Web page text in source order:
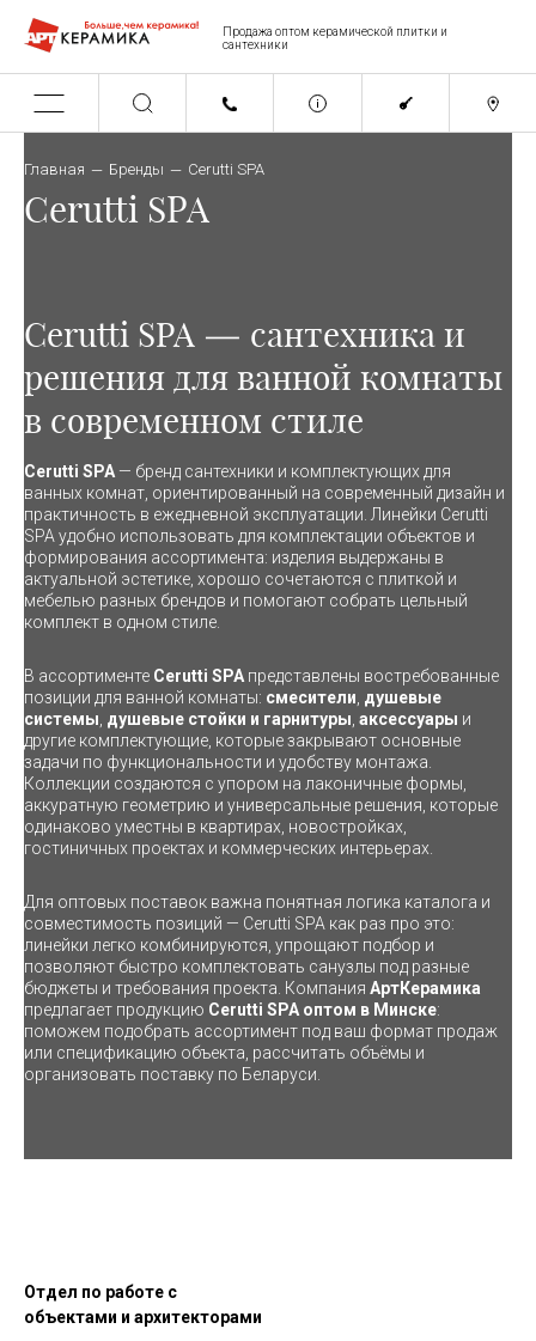
Продажа оптом керамической плитки и
сантехники
Главная Бренды Cerutti SPA
Cerutti SPA
Cerutti SPA — сантехника и
решения для ванной комнаты
в современном стиле
Cerutti SPA — бренд сантехники и комплектующих для
ванных комнат, ориентированный на современный дизайн и
практичность в ежедневной эксплуатации. Линейки Cerutti
SPA удобно использовать для комплектации объектов и
формирования ассортимента: изделия выдержаны в
актуальной эстетике, хорошо сочетаются с плиткой и
мебелью разных брендов и помогают собрать цельный
комплект в одном стиле.
В ассортименте Cerutti SPA представлены востребованные
позиции для ванной комнаты: смесители душевые
системы душевые стойки и гарнитуры аксессуары и
другие комплектующие, которые закрывают основные
задачи по функциональности и удобству монтажа.
Коллекции создаются с упором на лаконичные формы,
аккуратную геометрию и универсальные решения, которые
одинаково уместны в квартирах, новостройках,
гостиничных проектах и коммерческих интерьерах.
Для оптовых поставок важна понятная логика каталога и
совместимость позиций — Cerutti SPA как раз про это:
линейки легко комбинируются, упрощают подбор и
позволяют быстро комплектовать санузлы под разные
бюджеты и требования проекта. Компания АртКерамика
предлагает продукцию Cerutti SPA оптом в Минске:
поможем подобрать ассортимент под ваш формат продаж
или спецификацию объекта, рассчитать объёмы и
организовать поставку по Беларуси.
Отдел по работе с
объектами и архитекторами